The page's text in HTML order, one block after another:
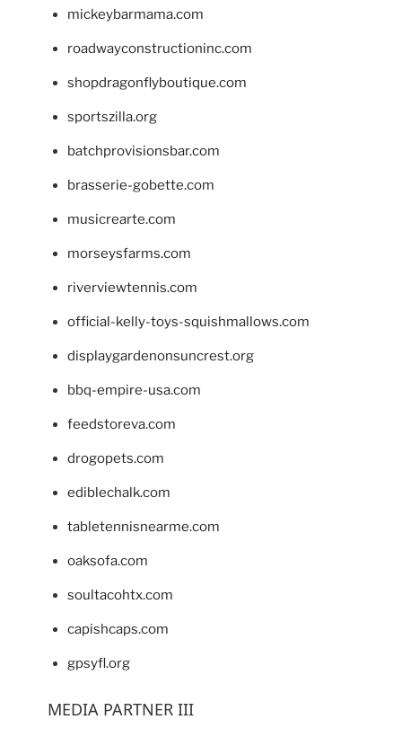
mickeybarmama.com
roadwayconstructioninc.com
shopdragonflyboutique.com
sportszilla.org
batchprovisionsbar.com
brasserie-gobette.com
musicrearte.com
morseysfarms.com
riverviewtennis.com
official-kelly-toys-squishmallows.com
displaygardenonsuncrest.org
bbq-empire-usa.com
feedstoreva.com
drogopets.com
ediblechalk.com
tabletennisnearme.com
oaksofa.com
soultacohtx.com
capishcaps.com
gpsyfl.org
MEDIA PARTNER III